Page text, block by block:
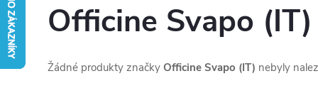
Officine Svapo (IT)
Žádné produkty značkyOfficine Svapo (IT) nebyly